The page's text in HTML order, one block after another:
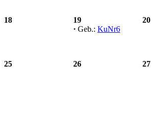
18
19
· Geb.: KuNr6
20
25 26 27